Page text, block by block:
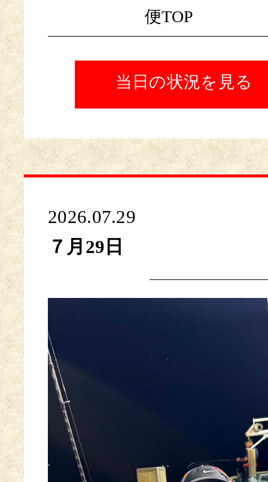
便TOP
当日の状況を見る
2026.07.29
７月29日